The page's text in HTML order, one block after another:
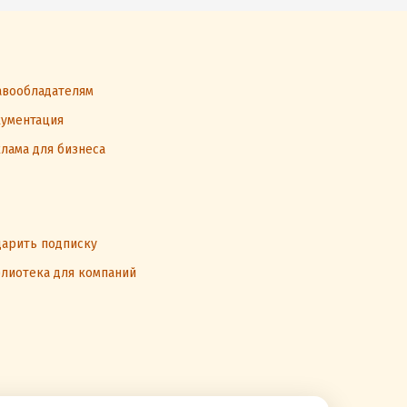
для бизнеса
подписку
для компаний